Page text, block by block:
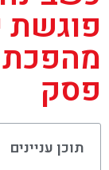
פוגשת
פסק
תוכן עניינים